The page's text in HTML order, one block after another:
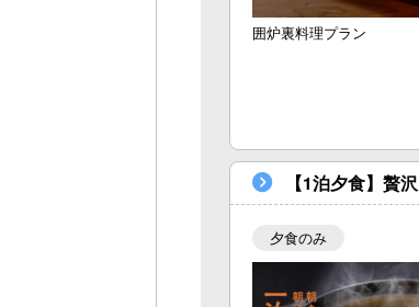
囲炉裏料理プラン
【1泊夕食】贅
夕食のみ